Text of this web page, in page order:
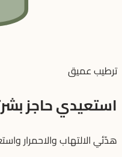
ترطيب عميق
استعيدي حاجز
هدّئي الالتهاب والاحمرار